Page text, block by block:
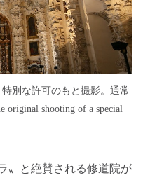
別な許可のもと撮影。通常
shooting of a special
〟と絶賛される修道院が